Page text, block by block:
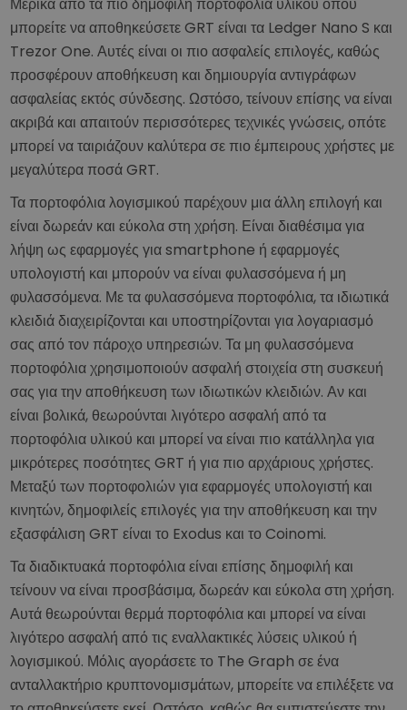
μπορείτε να αποθηκεύσετε GRT είναι τα Ledger Nano S και
Trezor One. Αυτές είναι οι πιο ασφαλείς επιλογές, καθώς
προσφέρουν αποθήκευση και δημιουργία αντιγράφων
ασφαλείας εκτός σύνδεσης. Ωστόσο, τείνουν επίσης να είναι
ακριβά και απαιτούν περισσότερες τεχνικές γνώσεις, οπότε
μπορεί να ταιριάζουν καλύτερα σε πιο έμπειρους χρήστες με
μεγαλύτερα ποσά GRT.
Τα πορτοφόλια λογισμικού παρέχουν μια άλλη επιλογή και
είναι δωρεάν και εύκολα στη χρήση. Είναι διαθέσιμα για
λήψη ως εφαρμογές για smartphone ή εφαρμογές
υπολογιστή και μπορούν να είναι φυλασσόμενα ή μη
φυλασσόμενα. Με τα φυλασσόμενα πορτοφόλια, τα ιδιωτικά
κλειδιά διαχειρίζονται και υποστηρίζονται για λογαριασμό
σας από τον πάροχο υπηρεσιών. Τα μη φυλασσόμενα
πορτοφόλια χρησιμοποιούν ασφαλή στοιχεία στη συσκευή
σας για την αποθήκευση των ιδιωτικών κλειδιών. Αν και
είναι βολικά, θεωρούνται λιγότερο ασφαλή από τα
πορτοφόλια υλικού και μπορεί να είναι πιο κατάλληλα για
μικρότερες ποσότητες GRT ή για πιο αρχάριους χρήστες.
Μεταξύ των πορτοφολιών για εφαρμογές υπολογιστή και
κινητών, δημοφιλείς επιλογές για την αποθήκευση και την
εξασφάλιση GRT είναι το Exodus και το Coinomi.
Τα διαδικτυακά πορτοφόλια είναι επίσης δημοφιλή και
τείνουν να είναι προσβάσιμα, δωρεάν και εύκολα στη χρήση.
Αυτά θεωρούνται θερμά πορτοφόλια και μπορεί να είναι
λιγότερο ασφαλή από τις εναλλακτικές λύσεις υλικού ή
λογισμικού. Μόλις αγοράσετε το The Graph σε ένα
ανταλλακτήριο κρυπτονομισμάτων, μπορείτε να επιλέξετε να